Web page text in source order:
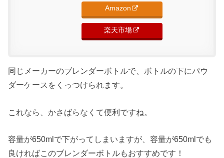
Amazon
楽天市場
同じメーカーのブレンダーボトルで、ボトルの下にパウ
ダーケースをくっつけられます。
これなら、かさばらなくて便利ですね。
容量が650mlで下がってしまいますが、容量が650mlでも
良ければこのブレンダーボトルもおすすめです！